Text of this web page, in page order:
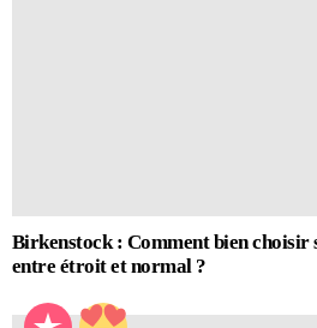
Birkenstock : Comment bien choisir
entre étroit et normal ?